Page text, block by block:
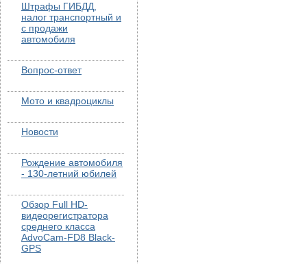
Штрафы ГИБДД,
налог транспортный и
с продажи
автомобиля
Вопрос-ответ
Мото и квадроциклы
Новости
Рождение автомобиля
- 130-летний юбилей
Обзор Full HD-
видеорегистратора
среднего класса
AdvoCam-FD8 Black-
GPS